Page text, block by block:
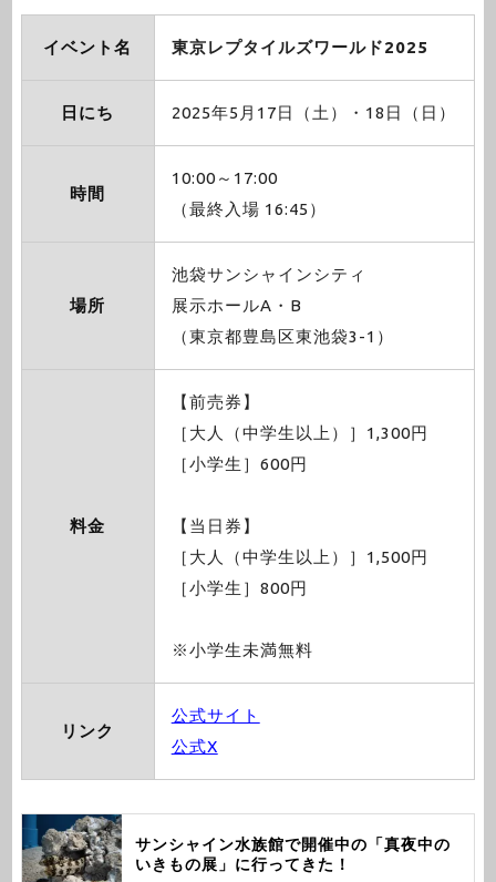
イベント名 東京レプタイルズワールド2025
日にち 2025年5月17日（土）・18日（日）
時間
10:00～17:00
（最終入場 16:45）
場所
池袋サンシャインシティ
展示ホールA・B
（東京都豊島区東池袋3-1）
料金
【前売券】
［大人（中学生以上）］1,300円
［小学生］600円
【当日券】
［大人（中学生以上）］1,500円
［小学生］800円
※小学生未満無料
リンク
公式サイト
公式X
サンシャイン水族館で開催中の「真夜中の
いきもの展」に行ってきた！